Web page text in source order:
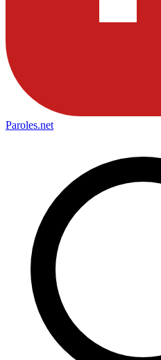
Paroles.net